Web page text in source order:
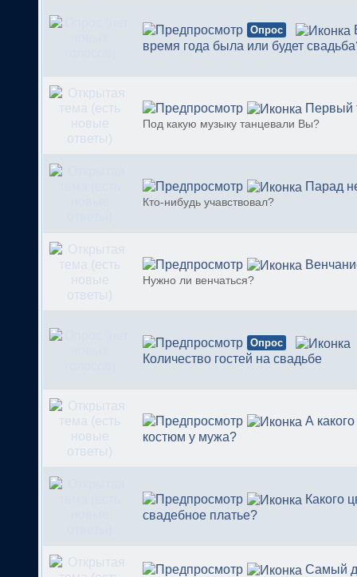
Опрос
время года была или будет
Первый
Под какую музыку танцевали Вы?
Парад
Кто-нибудь учавствовал?
Нужно ли венчаться?
Опрос
Количество гостей на свадьбе
А
костюм у мужа?
Какого
свадебное платье?
Самый